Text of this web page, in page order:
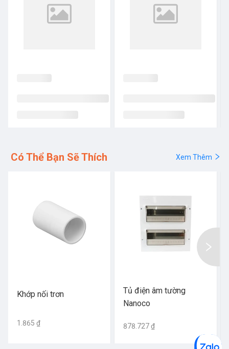
Có Thể Bạn Sẽ Thích Xem Thêm
Khớp nối trơn
1.865 ₫
Tủ điện âm tường
Nanoco
878.727 ₫